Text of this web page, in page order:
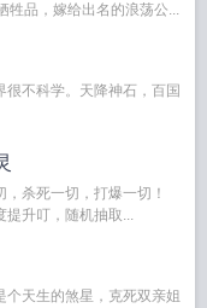
牲品，嫁给出名的浪荡公...
不科学。天降神石，百国
杀死一切，打爆一切！
提升叮，随机抽取...
天生的煞星，克死双亲姐